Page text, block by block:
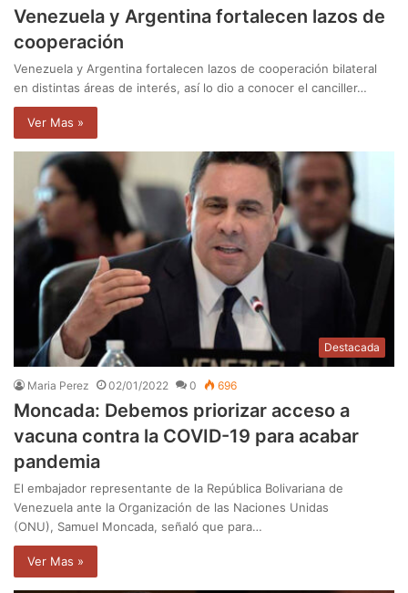
Venezuela y Argentina fortalecen lazos de
cooperación
Venezuela y Argentina fortalecen lazos de cooperación bilateral
en distintas áreas de interés, así lo dio a conocer el canciller…
Ver Mas »
Destacada
Maria Perez 02/01/2022 0 696
Moncada: Debemos priorizar acceso a
vacuna contra la COVID-19 para acabar
pandemia
El embajador representante de la República Bolivariana de
Venezuela ante la Organización de las Naciones Unidas
(ONU), Samuel Moncada, señaló que para…
Ver Mas »